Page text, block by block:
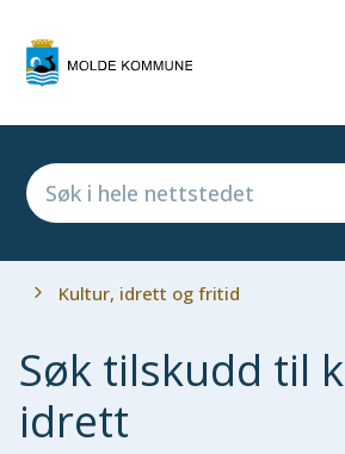
kommune
Du
Kultur, idrett og fritid
Søk tilskudd til
idrett